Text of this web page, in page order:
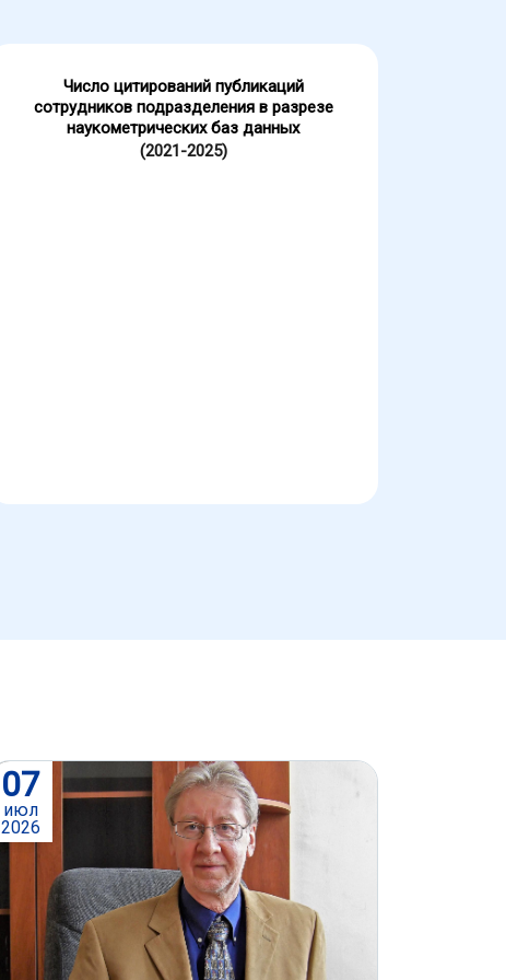
Число цитирований публикаций
сотрудников подразделения в разрезе
наукометрических баз данных
(2021-2025)
07
июл
2026